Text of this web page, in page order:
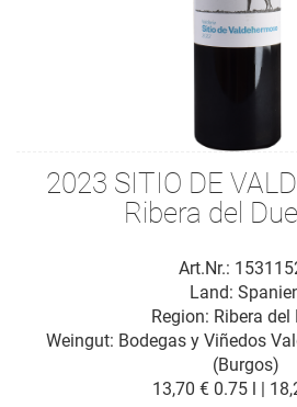
2023 SITIO DE
Ribera del
Art.Nr.:
Weingut: Bodegas y Viñedos
(Burgos)
Land:
Region: Ribera del
13,70 € 0.75 l |